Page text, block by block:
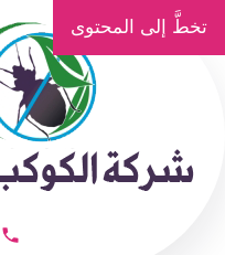
تخطَّ إلى المحتوى